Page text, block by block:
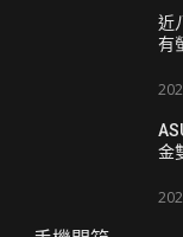
近
有
金